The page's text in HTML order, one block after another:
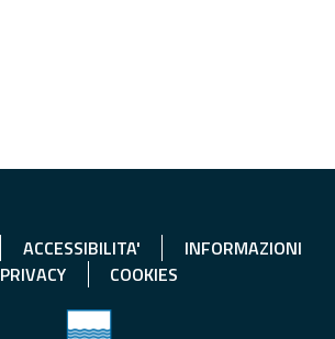
ACCESSIBILITA'
INFORMAZIONI
PRIVACY
COOKIES